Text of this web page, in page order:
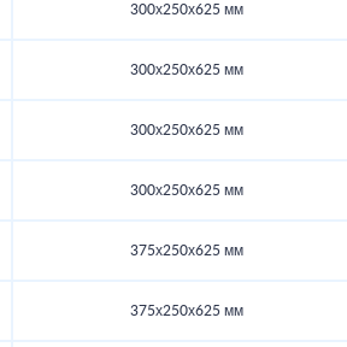
300х250х625 мм
300х250х625 мм
300х250х625 мм
300х250х625 мм
375х250х625 мм
375х250х625 мм